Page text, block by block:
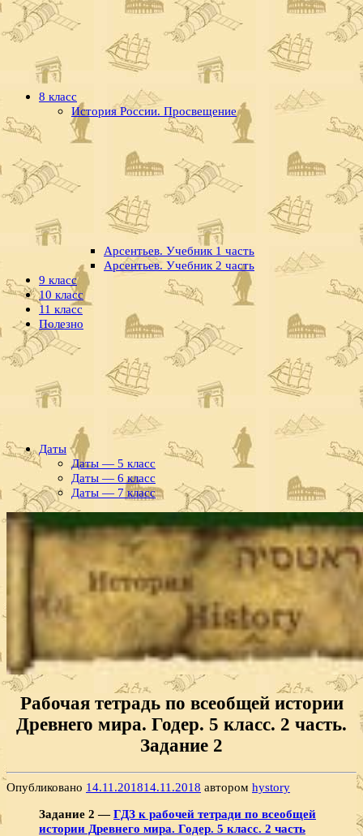
8 класс
История России. Просвещение
Арсентьев. Учебник 1 часть
Арсентьев. Учебник 2 часть
9 класс
10 класс
11 класс
Полезно
Даты
Даты — 5 класс
Даты — 6 класс
Даты — 7 класс
Рабочая тетрадь по всеобщей истории
Древнего мира. Годер. 5 класс. 2 часть.
Задание 2
Опубликовано 14.11.201814.11.2018 автором hystory
Задание 2 —ГДЗ к рабочей тетради по всеобщей
истории Древнего мира. Годер. 5 класс. 2 часть